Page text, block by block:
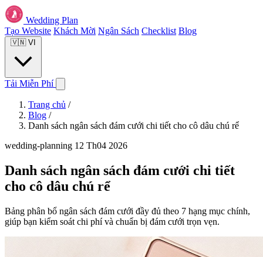
Wedding Plan
Tạo Website Khách Mời Ngân Sách Checklist Blog
🇻🇳 VI
Tải Miễn Phí
Trang chủ /
Blog /
Danh sách ngân sách đám cưới chi tiết cho cô dâu chú rể
wedding-planning 12 Th04 2026
Danh sách ngân sách đám cưới chi tiết
cho cô dâu chú rể
Bảng phân bổ ngân sách đám cưới đầy đủ theo 7 hạng mục chính,
giúp bạn kiểm soát chi phí và chuẩn bị đám cưới trọn vẹn.